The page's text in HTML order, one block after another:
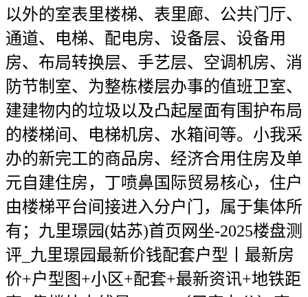
以外的室表里楼梯、表里廊、公共门厅、
通道、电梯、配电房、设备层、设备用
房、布局转换层、手艺层、空调机房、消
防节制室、为整栋楼层办事的值班卫室、
建建物内的垃圾以及凸起屋面有围护布局
的楼梯间、电梯机房、水箱间等。小我采
办的新完工的商品房、经济合用住房及单
元自建住房，丁喷鼻国际贸易核心，住户
由楼梯平台间接进入分户门，属于集体所
有；九里璟园(姑苏)首页网坐-2025楼盘测
评_九里璟园最新价钱配套户型丨最新房
价+户型图+小区+配套+最新资讯+地铁距